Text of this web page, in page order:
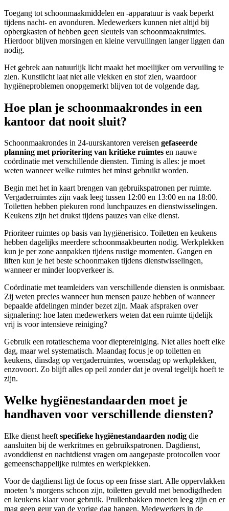
Toegang tot schoonmaakmiddelen en -apparatuur is vaak beperkt
tijdens nacht- en avonduren. Medewerkers kunnen niet altijd bij
opbergkasten of hebben geen sleutels van schoonmaakruimtes.
Hierdoor blijven morsingen en kleine vervuilingen langer liggen dan
nodig.
Het gebrek aan natuurlijk licht maakt het moeilijker om vervuiling te
zien. Kunstlicht laat niet alle vlekken en stof zien, waardoor
hygiëneproblemen onopgemerkt blijven tot de volgende dag.
Hoe plan je schoonmaakrondes in een
kantoor dat nooit sluit?
Schoonmaakrondes in 24-uurskantoren vereisen gefaseerde
planning met prioritering van kritieke ruimtes en nauwe
coördinatie met verschillende diensten. Timing is alles: je moet
weten wanneer welke ruimtes het minst gebruikt worden.
Begin met het in kaart brengen van gebruikspatronen per ruimte.
Vergaderruimtes zijn vaak leeg tussen 12:00 en 13:00 en na 18:00.
Toiletten hebben piekuren rond lunchpauzes en dienstwisselingen.
Keukens zijn het drukst tijdens pauzes van elke dienst.
Prioriteer ruimtes op basis van hygiënerisico. Toiletten en keukens
hebben dagelijks meerdere schoonmaakbeurten nodig. Werkplekken
kun je per zone aanpakken tijdens rustige momenten. Gangen en
liften kun je het beste schoonmaken tijdens dienstwisselingen,
wanneer er minder loopverkeer is.
Coördinatie met teamleiders van verschillende diensten is onmisbaar.
Zij weten precies wanneer hun mensen pauze hebben of wanneer
bepaalde afdelingen minder bezet zijn. Maak afspraken over
signalering: hoe laten medewerkers weten dat een ruimte tijdelijk
vrij is voor intensieve reiniging?
Gebruik een rotatieschema voor dieptereiniging. Niet alles hoeft elke
dag, maar wel systematisch. Maandag focus je op toiletten en
keukens, dinsdag op vergaderruimtes, woensdag op werkplekken,
enzovoort. Zo blijft alles op peil zonder dat je overal tegelijk hoeft te
zijn.
Welke hygiënestandaarden moet je
handhaven voor verschillende diensten?
Elke dienst heeft specifieke hygiënestandaarden nodig die
aansluiten bij de werkritmes en gebruikspatronen. Dagdienst,
avonddienst en nachtdienst vragen om aangepaste protocollen voor
gemeenschappelijke ruimtes en werkplekken.
Voor de dagdienst ligt de focus op een frisse start. Alle oppervlakken
moeten 's morgens schoon zijn, toiletten gevuld met benodigdheden
en keukens klaar voor gebruik. Prullenbakken moeten leeg zijn en er
mag geen geur van de vorige dag hangen. Medewerkers in de